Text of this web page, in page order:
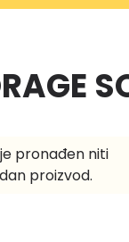
pronađen niti
proizvod.